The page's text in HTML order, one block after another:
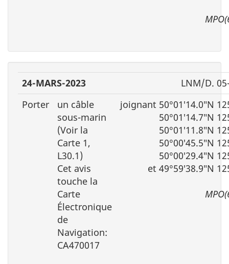
24-MARS-2023
LNM/D.
Porter
un câble
sous-marin
(Voir la
Carte 1,
L30.1)
Cet avis
touche la
Carte
Électronique
de
Navigation:
CA470017
joignant 50°01′14.0″N
50°01′14.7″N
50°01′11.8″N
50°00′45.5″N
50°00′29.4″N
et 49°59′38.9″N